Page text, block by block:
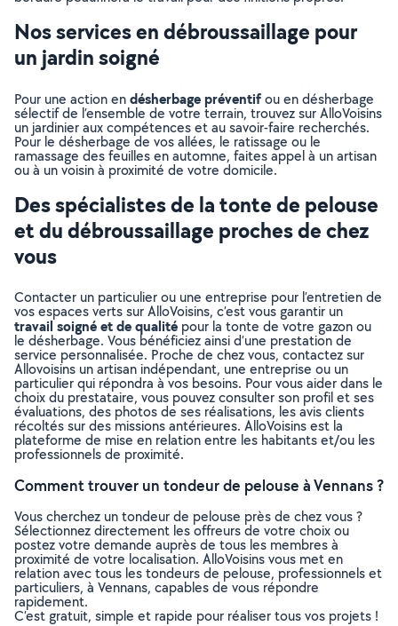
Nos services en débroussaillage pour
un jardin soigné
Pour une action endésherbage préventifou en désherbage
sélectif de l’ensemble de votre terrain, trouvez sur AlloVoisins
un jardinier aux compétences et au savoir-faire recherchés.
Pour le désherbage de vos allées, le ratissage ou le
ramassage des feuilles en automne, faites appel à un artisan
ou à un voisin à proximité de votre domicile.
Des spécialistes de la tonte de pelouse
et du débroussaillage proches de chez
vous
Contacter un particulier ou une entreprise pour l’entretien de
vos espaces verts sur AlloVoisins, c’est vous garantir un
travail soigné et de qualité pour la tonte de votre gazon ou
le désherbage. Vous bénéficiez ainsi d’une prestation de
service personnalisée. Proche de chez vous, contactez sur
Allovoisins un artisan indépendant, une entreprise ou un
particulier qui répondra à vos besoins. Pour vous aider dans le
choix du prestataire, vous pouvez consulter son profil et ses
évaluations, des photos de ses réalisations, les avis clients
récoltés sur des missions antérieures. AlloVoisins est la
plateforme de mise en relation entre les habitants et/ou les
professionnels de proximité.
Comment trouver un tondeur de pelouse à Vennans ?
Vous cherchez un tondeur de pelouse près de chez vous ?
Sélectionnez directement les offreurs de votre choix ou
postez votre demande auprès de tous les membres à
proximité de votre localisation. AlloVoisins vous met en
relation avec tous les tondeurs de pelouse, professionnels et
particuliers, à Vennans, capables de vous répondre
rapidement.
C’est gratuit, simple et rapide pour réaliser tous vos projets !